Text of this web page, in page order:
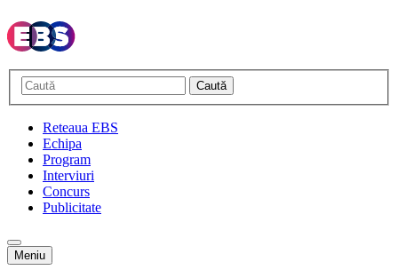
Caută
Reteaua EBS
Echipa
Program
Interviuri
Concurs
Publicitate
Meniu